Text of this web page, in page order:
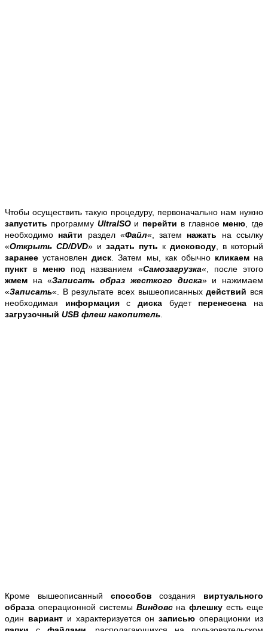
Чтобы осуществить такую процедуру, первоначально нам нужно
запустить программу UltraISO и перейти в главное меню , где
необходимо найти раздел «Файл«, затем нажать на ссылку
«Открыть CD/DVD» и задать путь к дисководу , в который
заранееустановлендиск . Затем мы, как обычно кликаем на
пункт в меню под названием «Самозагрузка«, после этого
жмем на «Записать образ жесткого диска» и нажимаем
«Записать«. В результате всех вышеописанныхдействий вся
необходимая информациясдиска будет перенесена на
загрузочный USB флеш накопитель
Кроме вышеописанный способовсоздания виртуального
образа операционной системы Виндовс нафлешкуесть еще
один вариант и характеризуется онзаписьюоперационки из